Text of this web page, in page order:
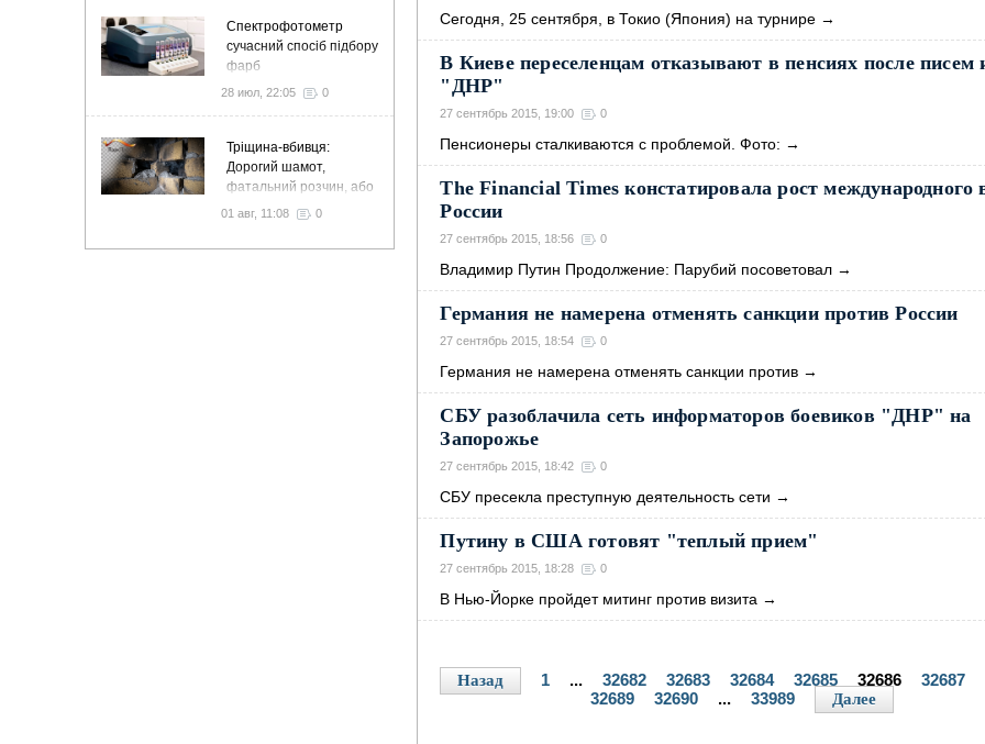
Спектрофотометр
сучасний спосіб підбору
фарб
28 июл, 22:05 0
Тріщина-вбивця:
Дорогий шамот,
фатальний розчин, або
як звичайний цемент
у спальню
01 авг, 11:08 0
Сегодня, 25 сентября, в Токио (Япония) на турнире →
В Киеве переселенцам отказывают в пенсиях после писем
"ДНР"
27 сентябрь 2015, 19:00 0
Пенсионеры сталкиваются с проблемой. Фото: →
The Financial Times констатировала рост международного
России
27 сентябрь 2015, 18:56 0
Владимир Путин Продолжение: Парубий посоветовал →
Германия не намерена отменять санкции против России
27 сентябрь 2015, 18:54 0
Германия не намерена отменять санкции против →
СБУ разоблачила сеть информаторов боевиков "ДНР" на
Запорожье
27 сентябрь 2015, 18:42 0
СБУ пресекла преступную деятельность сети →
Путину в США готовят "теплый прием"
27 сентябрь 2015, 18:28 0
В Нью-Йорке пройдет митинг против визита →
Назад 1 ... 32682 32683 32684 32685 32686
32687
32689
32690 ... 33989 Далее